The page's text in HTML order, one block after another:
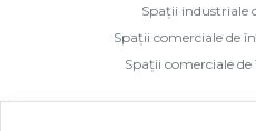
Spații industriale
Spații comerciale de
Spații comerciale